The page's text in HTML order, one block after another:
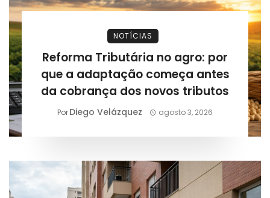
NOTÍCIAS
Reforma Tributária no agro: por
que a adaptação começa antes
da cobrança dos novos tributos
PorDiego Velázquez agosto 3, 2026